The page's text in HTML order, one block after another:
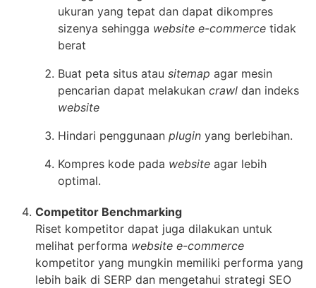
ukuran yang tepat dan dapat dikompres
sizenya sehingga website e-commercetidak
berat
Buat peta situs atau sitemap agar mesin
pencarian dapat melakukan crawldan indeks
website
Hindari penggunaan plugin yang berlebihan.
Kompres kode pada websiteagar lebih
optimal.
Competitor Benchmarking
Riset kompetitor dapat juga dilakukan untuk
melihat performa website e-commerce
kompetitor yang mungkin memiliki performa yang
lebih baik di SERP dan mengetahui strategi SEO